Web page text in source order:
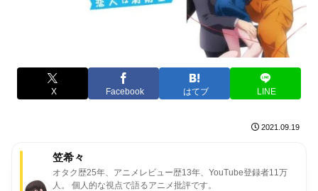
X Facebook はてブ LINE
2021.09.19
笠希々
オタク歴25年、アニメレビュー歴13年、YouTube登録者11万
人。
個人的な視点で語るアニメ批評です。